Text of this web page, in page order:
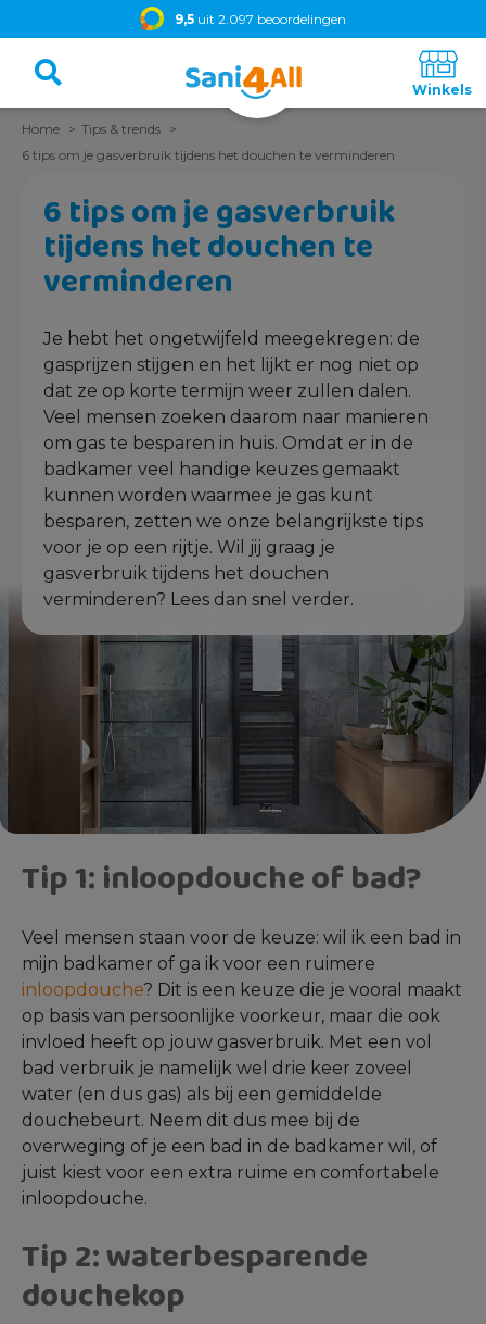
9,5 uit 2.097 beoordelingen
Home
Tips & trends
6 tips om je gasverbruik tijdens het douchen te verminderen
6 tips om je gasverbruik
tijdens het douchen te
verminderen
Je hebt het ongetwijfeld meegekregen: de
gasprijzen stijgen en het lijkt er nog niet op
dat ze op korte termijn weer zullen dalen.
Veel mensen zoeken daarom naar manieren
om gas te besparen in huis. Omdat er in de
badkamer veel handige keuzes gemaakt
kunnen worden waarmee je gas kunt
besparen, zetten we onze belangrijkste tips
voor je op een rijtje. Wil jij graag je
gasverbruik tijdens het douchen
verminderen? Lees dan snel verder.
Tip 1: inloopdouche of bad?
Veel mensen staan voor de keuze: wil ik een bad in
mijn badkamer of ga ik voor een ruimere
inloopdouche? Dit is een keuze die je vooral maakt
op basis van persoonlijke voorkeur, maar die ook
invloed heeft op jouw gasverbruik. Met een vol
bad verbruik je namelijk wel drie keer zoveel
water (en dus gas) als bij een gemiddelde
douchebeurt. Neem dit dus mee bij de
overweging of je een bad in de badkamer wil, of
juist kiest voor een extra ruime en comfortabele
inloopdouche.
Tip 2: waterbesparende
douchekop